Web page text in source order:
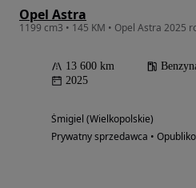
Opel Astra
1199 cm3 • 145 KM • Opel Astra 2025
13 600 km
2025
Śmigiel (Wielkopolskie)
Prywatny sprzedawca •